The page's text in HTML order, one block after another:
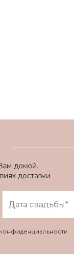
домой.
доставки